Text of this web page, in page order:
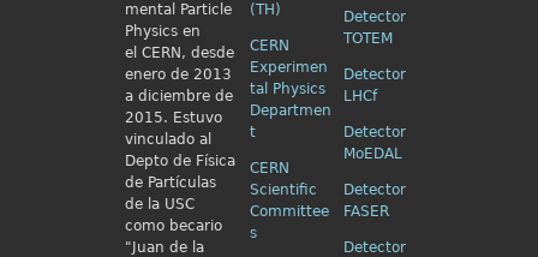
mental Particle
Physics en
el CERN, desde
enero de 2013
a diciembre de
2015. Estuvo
vinculado al
Depto de Física
de Partículas
de la USC
como becario
"Juan de la
(TH)
CERN
Experimen
tal Physics
Departmen
t
CERN
Scientific
Committee
s
Detector
TOTEM
Detector
LHCf
Detector
MoEDAL
Detector
FASER
Detector